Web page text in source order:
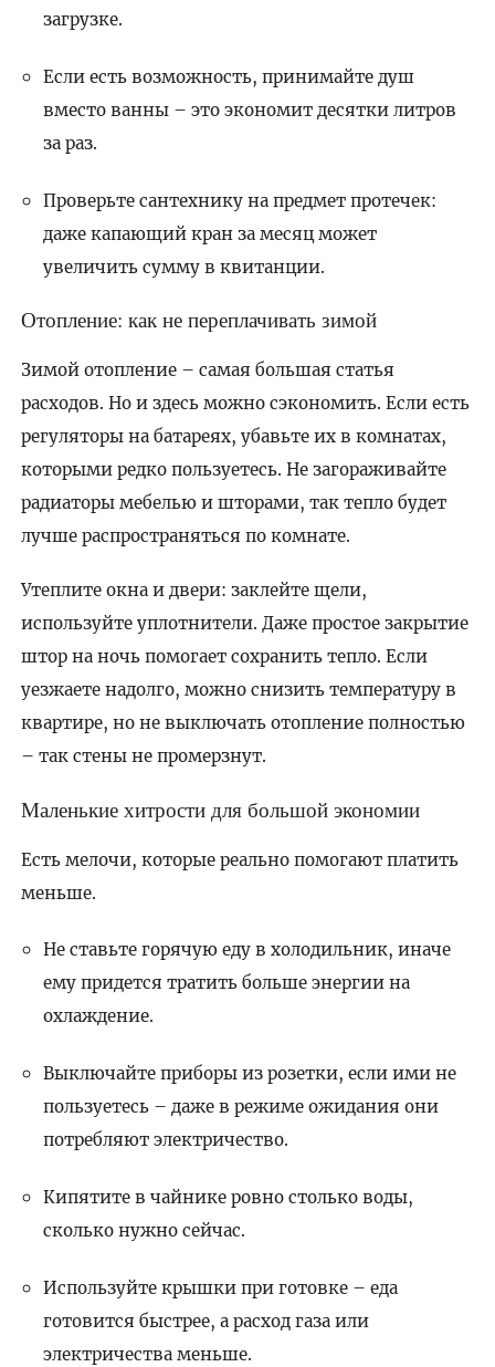
загрузке.
Если есть возможность, принимайте душ
вместо ванны – это экономит десятки литров
за раз.
Проверьте сантехнику на предмет протечек:
даже капающий кран за месяц может
увеличить сумму в квитанции.
Отопление: как не переплачивать зимой
Зимой отопление – самая большая статья
расходов. Но и здесь можно сэкономить. Если есть
регуляторы на батареях, убавьте их в комнатах,
которыми редко пользуетесь. Не загораживайте
радиаторы мебелью и шторами, так тепло будет
лучше распространяться по комнате.
Утеплите окна и двери: заклейте щели,
используйте уплотнители. Даже простое закрытие
штор на ночь помогает сохранить тепло. Если
уезжаете надолго, можно снизить температуру в
квартире, но не выключать отопление полностью
– так стены не промерзнут.
Маленькие хитрости для большой экономии
Есть мелочи, которые реально помогают платить
меньше.
Не ставьте горячую еду в холодильник, иначе
ему придется тратить больше энергии на
охлаждение.
Выключайте приборы из розетки, если ими не
пользуетесь – даже в режиме ожидания они
потребляют электричество.
Кипятите в чайнике ровно столько воды,
сколько нужно сейчас.
Используйте крышки при готовке – еда
готовится быстрее, а расход газа или
электричества меньше.